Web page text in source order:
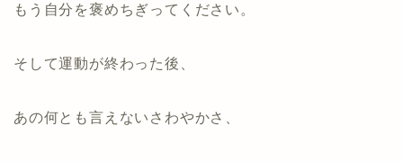
もう自分を褒めちぎってください。
そして運動が終わった後、
あの何とも言えないさわやかさ、